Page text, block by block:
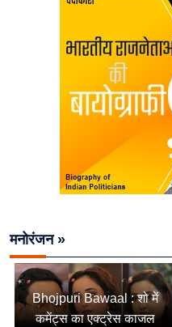
मनोरंजन »
Bhojpuri Bawaal : शो में
कमेंट्स का एक्ट्रेस काजल